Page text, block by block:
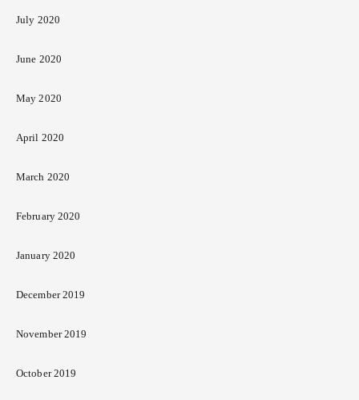
July 2020
June 2020
May 2020
April 2020
March 2020
February 2020
January 2020
December 2019
November 2019
October 2019